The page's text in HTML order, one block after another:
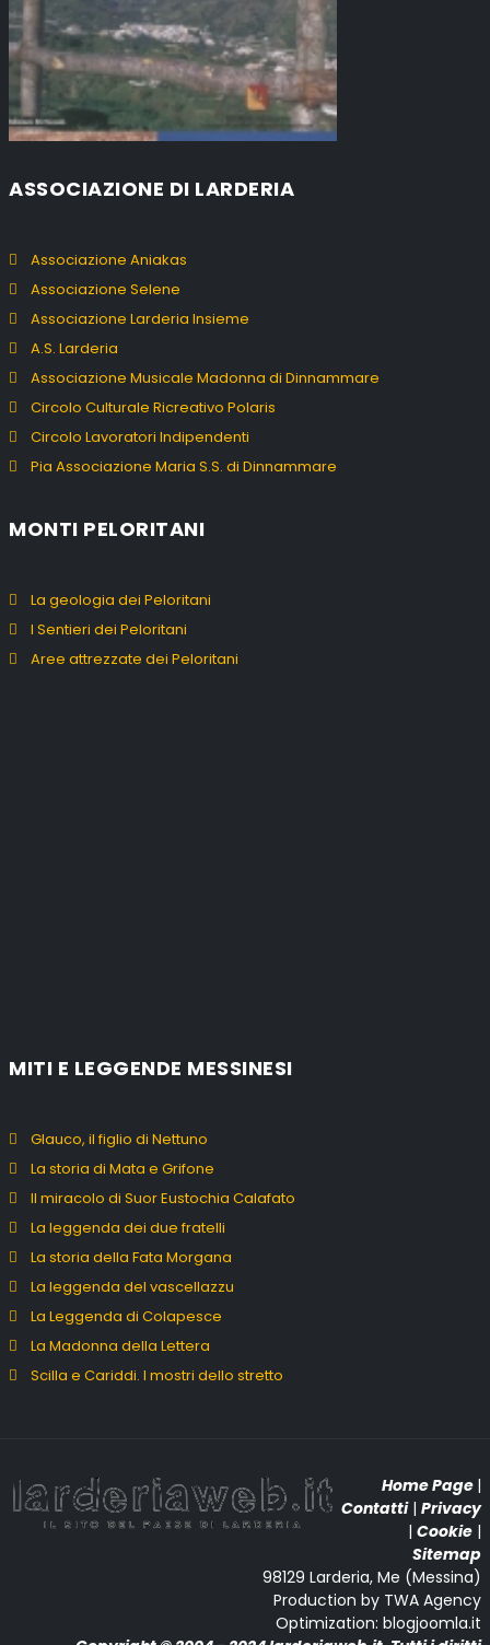
ASSOCIAZIONE DI LARDERIA
Associazione Aniakas
Associazione Selene
Associazione Larderia Insieme
A.S. Larderia
Associazione Musicale Madonna di Dinnammare
Circolo Culturale Ricreativo Polaris
Circolo Lavoratori Indipendenti
Pia Associazione Maria S.S. di Dinnammare
MONTI PELORITANI
La geologia dei Peloritani
I Sentieri dei Peloritani
Aree attrezzate dei Peloritani
MITI E LEGGENDE MESSINESI
Glauco, il figlio di Nettuno
La storia di Mata e Grifone
Il miracolo di Suor Eustochia Calafato
La leggenda dei due fratelli
La storia della Fata Morgana
La leggenda del vascellazzu
La Leggenda di Colapesce
La Madonna della Lettera
Scilla e Cariddi. I mostri dello stretto
Home Page |
Contatti| Privacy
| Cookie |
Sitemap
98129 Larderia, Me (Messina)
Production by TWA Agency
Optimization: blogjoomla.it